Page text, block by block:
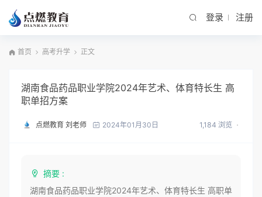
登录 注册
首页 高考升学 正文
湖南食品药品职业学院2024年艺术、体育特长生 高
职单招方案
点燃教育 刘老师 2024年01月30日 1,184 浏览
摘要 :
湖南食品药品职业学院2024年艺术、体育特长生 高职单